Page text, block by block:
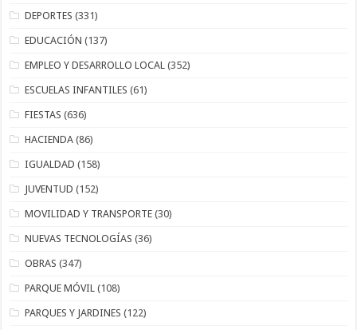
DEPORTES (331)
EDUCACIÓN (137)
EMPLEO Y DESARROLLO LOCAL (352)
ESCUELAS INFANTILES (61)
FIESTAS (636)
HACIENDA (86)
IGUALDAD (158)
JUVENTUD (152)
MOVILIDAD Y TRANSPORTE (30)
NUEVAS TECNOLOGÍAS (36)
OBRAS (347)
PARQUE MÓVIL (108)
PARQUES Y JARDINES (122)